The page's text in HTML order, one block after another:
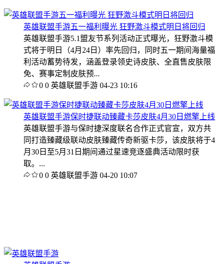
英雄联盟手游五一福利曝光 狂野激斗模式明日将回归
英雄联盟手游5.1盟友节系列活动正式曝光，狂野激斗模
式将于明日（4月24日）率先回归，同时五一期间海量福
利活动蓄势待发，涵盖登录领史诗皮肤、全直售皮肤限
免、赛事定制皮肤预...
0 0 英雄联盟手游 04-23 10:16
英雄联盟手游保时捷联动臻藏卡莎皮肤4月30日燃擎上线
英雄联盟手游与保时捷深度联名合作正式官宣，双方共
同打造臻藏级联动皮肤臻藏传奇新驱卡莎，该皮肤将于4
月30日至5月31日期间通过星速竞逐盛典活动限时获
取。...
0 0 英雄联盟手游 04-20 10:07